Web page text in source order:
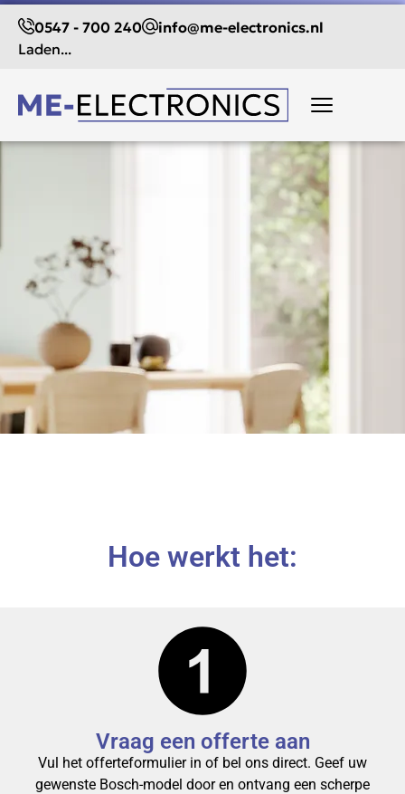
0547 - 700 240
info@me-electronics.nl
Laden...
Hoe werkt het:
Vraag een offerte aan
Vul het offerteformulier in of bel ons direct. Geef uw
gewenste Bosch-model door en ontvang een scherpe